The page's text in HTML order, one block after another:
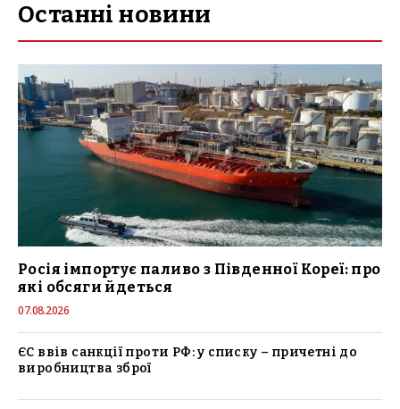
Останні новини
Росія імпортує паливо з Південної Кореї: про
які обсяги йдеться
07.08.2026
ЄС ввів санкції проти РФ: у списку – причетні до
виробництва зброї